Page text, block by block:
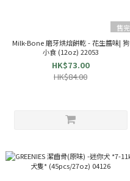
售完
Milk-Bone 磨牙烘焙餅乾 - 花生醬味| 狗
小食 (12oz) 22053
HK$73.00
HK$84.00